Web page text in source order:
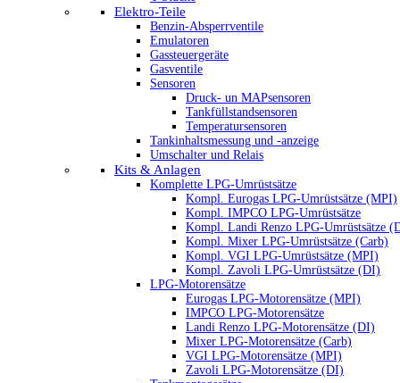
Elektro-Teile
Benzin-Absperrventile
Emulatoren
Gassteuergeräte
Gasventile
Sensoren
Druck- un MAPsensoren
Tankfüllstandsensoren
Temperatursensoren
Tankinhaltsmessung und -anzeige
Umschalter und Relais
Kits & Anlagen
Komplette LPG-Umrüstsätze
Kompl. Eurogas LPG-Umrüstsätze (MPI)
Kompl. IMPCO LPG-Umrüstsätze
Kompl. Landi Renzo LPG-Umrüstsätze
Kompl. Mixer LPG-Umrüstsätze (Carb)
Kompl. VGI LPG-Umrüstsätze (MPI)
Kompl. Zavoli LPG-Umrüstsätze (DI)
LPG-Motorensätze
Eurogas LPG-Motorensätze (MPI)
IMPCO LPG-Motorensätze
Landi Renzo LPG-Motorensätze (DI)
Mixer LPG-Motorensätze (Carb)
VGI LPG-Motorensätze (MPI)
Zavoli LPG-Motorensätze (DI)